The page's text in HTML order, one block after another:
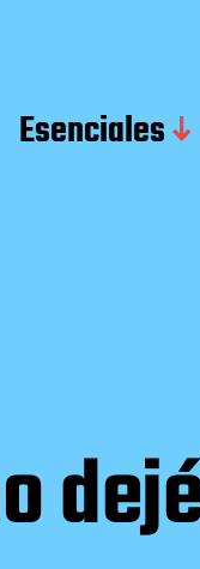
Esenciales